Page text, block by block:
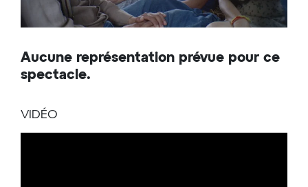
Aucune représentation prévue pour ce
spectacle.
VIDÉO